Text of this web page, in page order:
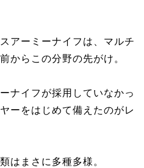
アーミーナイフは、マルチ
からこの分野の先がけ。
ナイフが採用していなかっ
ーをはじめて備えたのがレ
はまさに多種多様。